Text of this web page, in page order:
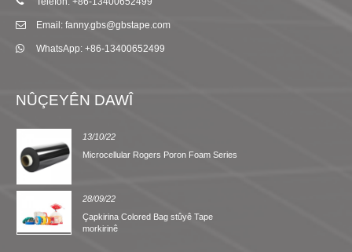
Email: fanny.gbs@gbstape.com
WhatsApp: +86-13400652499
NÛÇEYÊN DAWÎ
13/10/22
Microcellular Rogers Poron Foam Series
28/09/22
Çapkirina Colored Bag stûyê Tape
morkirinê